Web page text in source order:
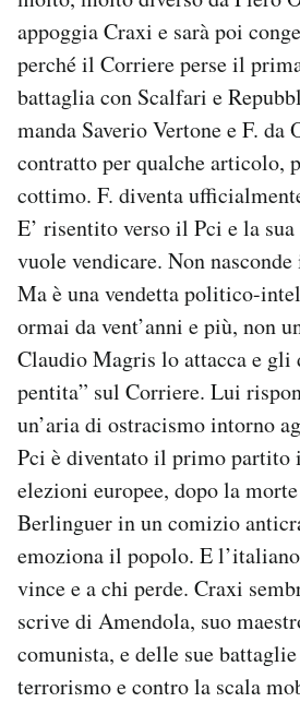
appoggia Craxi e sarà poi
perché il Corriere perse il
battaglia con Scalfari e
manda Saverio Vertone e F.
contratto per qualche articolo,
cottimo. F. diventa
E’ risentito verso il Pci e la
vuole vendicare. Non
Ma è una vendetta politico-
ormai da vent’anni e più, non
Claudio Magris lo attacca e gli
pentita” sul Corriere. Lui
un’aria di ostracismo intorno
Pci è diventato il primo partito
elezioni europee, dopo la
Berlinguer in un comizio
emoziona il popolo. E
vince e a chi perde. Craxi
scrive di Amendola, suo
comunista, e delle sue
terrorismo e contro la scala